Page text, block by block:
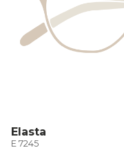
Elasta
E 7245